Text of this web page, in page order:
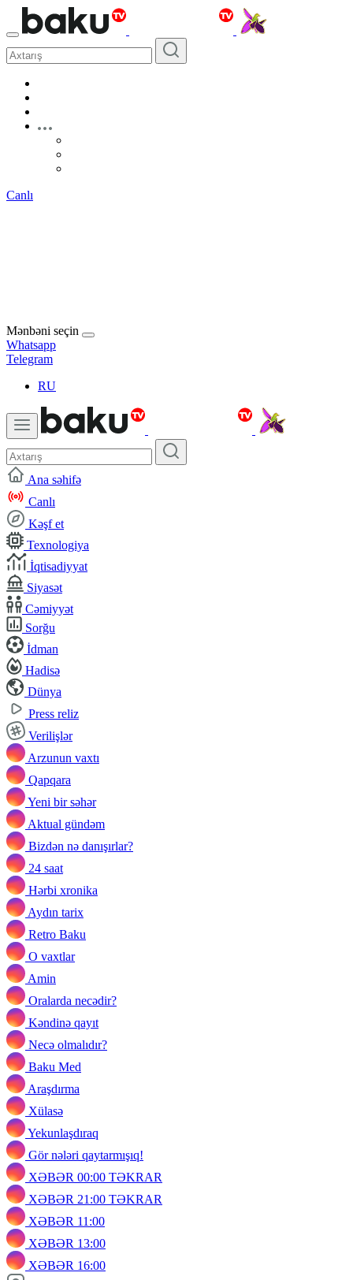
Canlı
Mənbəni seçin
Whatsapp
Telegram
RU
Ana səhifə
Canlı
Kəşf et
Texnologiya
İqtisadiyyat
Siyasət
Cəmiyyət
Sorğu
İdman
Hadisə
Dünya
Press reliz
Verilişlər
Arzunun vaxtı
Qapqara
Yeni bir səhər
Aktual gündəm
Bizdən nə danışırlar?
24 saat
Hərbi xronika
Aydın tarix
Retro Baku
O vaxtlar
Amin
Oralarda necədir?
Kəndinə qayıt
Necə olmalıdır?
Baku Med
Araşdırma
Xülasə
Yekunlaşdıraq
Gör nələri qaytarmışıq!
XƏBƏR 00:00 TƏKRAR
XƏBƏR 21:00 TƏKRAR
XƏBƏR 11:00
XƏBƏR 13:00
XƏBƏR 16:00